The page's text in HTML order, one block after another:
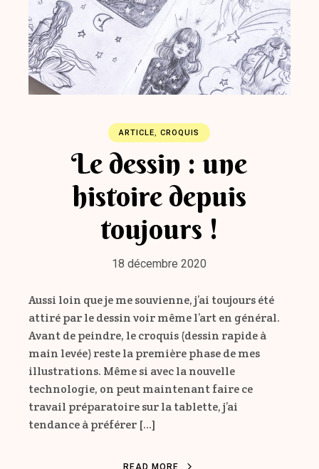
ARTICLE,CROQUIS
Le dessin : une
histoire depuis
toujours !
18 décembre 2020
Aussi loin que je me souvienne, j’ai toujours été
attiré par le dessin voir même l’art en général.
Avant de peindre, le croquis (dessin rapide à
main levée) reste la première phase de mes
illustrations. Même si avec la nouvelle
technologie, on peut maintenant faire ce
travail préparatoire sur la tablette, j’ai
tendance à préférer […]